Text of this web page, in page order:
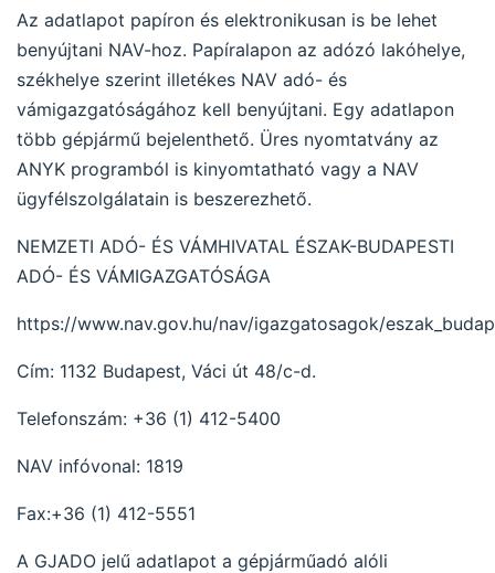
Az adatlapot papíron és elektronikusan is be lehet
benyújtani NAV-hoz. Papíralapon az adózó lakóhelye,
székhelye szerint illetékes NAV adó- és
vámigazgatóságához kell benyújtani. Egy adatlapon
több gépjármű bejelenthető. Üres nyomtatvány az
ANYK programból is kinyomtatható vagy a NAV
ügyfélszolgálatain is beszerezhető.
NEMZETI ADÓ- ÉS VÁMHIVATAL ÉSZAK-BUDAPESTI
ADÓ- ÉS VÁMIGAZGATÓSÁGA
https://www.nav.gov.hu/nav/igazgatosagok/
Cím: 1132 Budapest, Váci út 48/c-d.
Telefonszám: +36 (1) 412-5400
NAV infóvonal: 1819
Fax:+36 (1) 412-5551
A GJADO jelű adatlapot a gépjárműadó alóli